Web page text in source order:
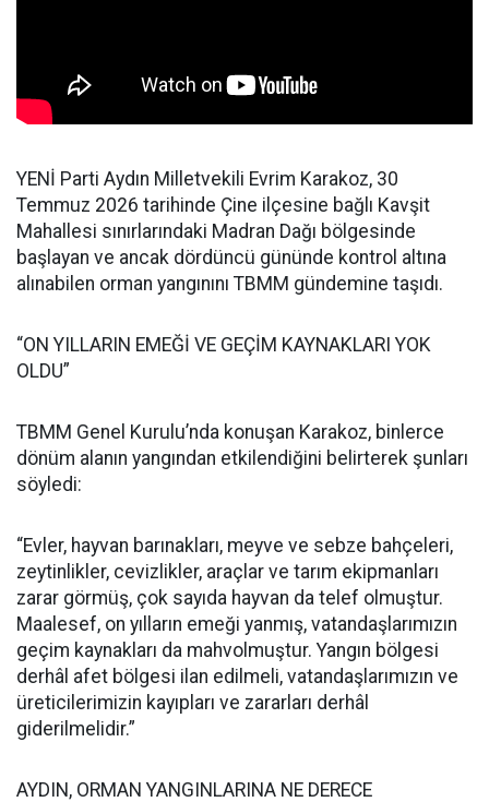
YENİ Parti Aydın Milletvekili Evrim Karakoz, 30
Temmuz 2026 tarihinde Çine ilçesine bağlı Kavşit
Mahallesi sınırlarındaki Madran Dağı bölgesinde
başlayan ve ancak dördüncü gününde kontrol altına
alınabilen orman yangınını TBMM gündemine taşıdı.
“ON YILLARIN EMEĞİ VE GEÇİM KAYNAKLARI YOK
OLDU”
TBMM Genel Kurulu’nda konuşan Karakoz, binlerce
dönüm alanın yangından etkilendiğini belirterek şunları
söyledi:
“Evler, hayvan barınakları, meyve ve sebze bahçeleri,
zeytinlikler, cevizlikler, araçlar ve tarım ekipmanları
zarar görmüş, çok sayıda hayvan da telef olmuştur.
Maalesef, on yılların emeği yanmış, vatandaşlarımızın
geçim kaynakları da mahvolmuştur. Yangın bölgesi
derhâl afet bölgesi ilan edilmeli, vatandaşlarımızın ve
üreticilerimizin kayıpları ve zararları derhâl
giderilmelidir.”
AYDIN, ORMAN YANGINLARINA NE DERECE